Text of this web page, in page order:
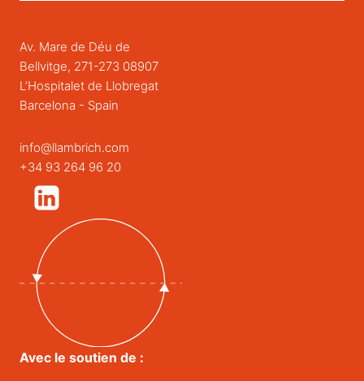
Av. Mare de Déu de
Bellvitge, 271-273 08907
L’Hospitalet de Llobregat
Barcelona - Spain
info@llambrich.com
+34 93 264 96 20
Avec le soutien de :